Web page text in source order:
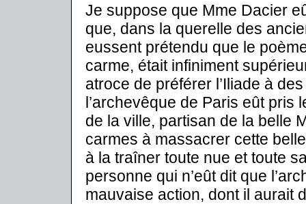
Je suppose que Mme Dacier
que, dans la querelle des
eussent prétendu que le
carme, était infiniment
atroce de préférer l’Iliade à
l’archevêque de Paris eût pris
de la ville, partisan de la belle
carmes à massacrer cette
à la traîner toute nue et toute
personne qui n’eût dit que
mauvaise action, dont il aurait